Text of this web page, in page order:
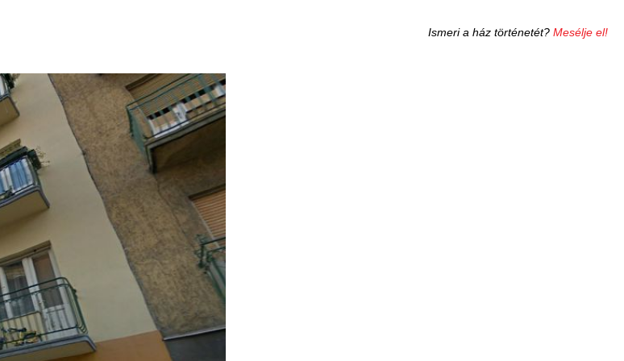
Ismeri a ház történetét? Mesélje el!